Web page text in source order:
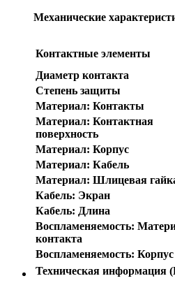
Механические
Контактные элементы
Диаметр контакта
Степень защиты
Материал: Контакты
Материал: Контактная
поверхность
Материал: Корпус
Материал: Кабель
Материал: Шлицевая
Кабель: Экран
Кабель: Длина
Воспламеняемость:
контакта
Воспламеняемость: Корпус
Техническая информация